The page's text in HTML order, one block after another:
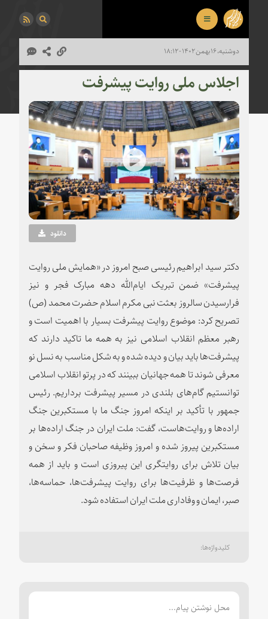
دوشنبه، ۱۶ بهمن ۱۴۰۲ - ۱۸:۱۲
اجلاس ملی روایت پیشرفت
Play
Video دانلود
دکتر سید ابراهیم رئیسی صبح امروز در «همایش ملی روایت
پیشرفت» ضمن تبریک ایام‌الله دهه مبارک فجر و نیز
فرارسیدن سالروز بعثت نبی مکرم اسلام حضرت محمد (ص)
تصریح کرد: موضوع روایت پیشرفت بسیار با اهمیت است و
رهبر معظم انقلاب اسلامی نیز به همه ما تاکید دارند که
پیشرفت‌ها باید بیان و دیده شده و به شکل مناسب به نسل نو
معرفی شوند تا همه جهانیان ببینند که در پرتو انقلاب اسلامی
توانستیم گام‌های بلندی در مسیر پیشرفت برداریم. رئیس
جمهور با تأکید بر اینکه امروز جنگ ما با مستکبرین جنگ
اراده‌ها و روایت‌هاست، گفت: ملت ایران در جنگ اراده‌ها بر
مستکبرین پیروز شده و امروز وظیفه صاحبان فکر و سخن و
بیان تلاش برای روایتگری این پیروزی است و باید از همه
فرصت‌ها و ظرفیت‌ها برای روایت پیشرفت‌ها، حماسه‌ها،
صبر، ایمان و وفاداری ملت ایران استفاده شود.